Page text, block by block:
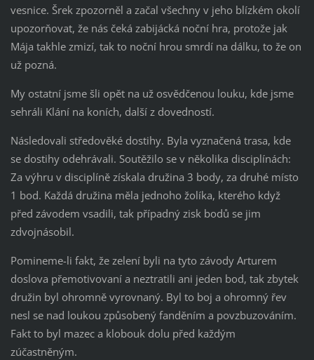
vesnice. Šrek zpozorněl a začal všechny v jeho blízkém okolí
upozorňovat, že nás čeká zabijácká noční hra, protože jak
Mája takhle zmizí, tak to noční hrou smrdí na dálku, to že on
už pozná.
My ostatní jsme šli opět na už osvědčenou louku, kde jsme
sehráli Klání na koních, další z dovedností.
Následovali středověké dostihy. Byla vyznačená trasa, kde
se dostihy odehrávali. Soutěžilo se v několika disciplínách:
Za výhru v disciplíně získala družina 3 body, za druhé místo
1 bod. Každá družina měla jednoho žolíka, kterého když
před závodem vsadili, tak případný zisk bodů se jim
zdvojnásobil.
Pomineme-li fakt, že zelení byli na tyto závody Arturem
doslova přemotivovaní a neztratili ani jeden bod, tak zbytek
družin byl ohromně vyrovnaný. Byl to boj a ohromný řev
nesl se nad loukou způsobený fanděním a povzbuzováním.
Fakt to byl mazec a klobouk dolu před každým
zúčastněným.